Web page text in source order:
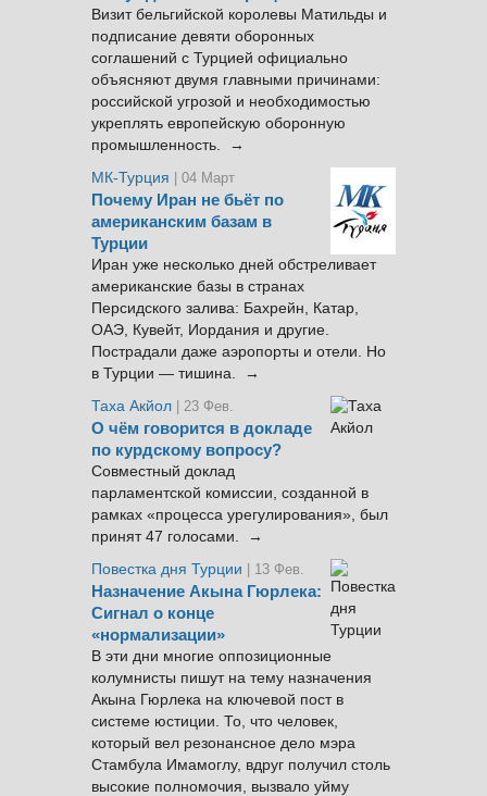
Визит бельгийской королевы Матильды и
подписание девяти оборонных
соглашений с Турцией официально
объясняют двумя главными причинами:
российской угрозой и необходимостью
укреплять европейскую оборонную
промышленность. →
МК-Турция
| 04 Март
Почему Иран не бьёт по
американским базам в
Турции
Иран уже несколько дней обстреливает
американские базы в странах
Персидского залива: Бахрейн, Катар,
ОАЭ, Кувейт, Иордания и другие.
Пострадали даже аэропорты и отели. Но
в Турции — тишина. →
Таха Акйол | 23 Фев.
О чём говорится в докладе
по курдскому вопросу?
Совместный доклад
парламентской комиссии, созданной в
рамках «процесса урегулирования», был
принят 47 голосами. →
Повестка дня Турции
| 13 Фев.
Назначение Акына Гюрлека:
Сигнал о конце
«нормализации»
В эти дни многие оппозиционные
колумнисты пишут на тему назначения
Акына Гюрлека на ключевой пост в
системе юстиции. То, что человек,
который вел резонансное дело мэра
Стамбула Имамоглу, вдруг получил столь
высокие полномочия, вызвало уйму